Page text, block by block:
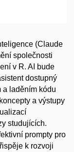
(Claude
společnosti
v R. AI bude
dostupný
a laděním kódu
a výstupy
studujících.
prompty pro
k rozvoji